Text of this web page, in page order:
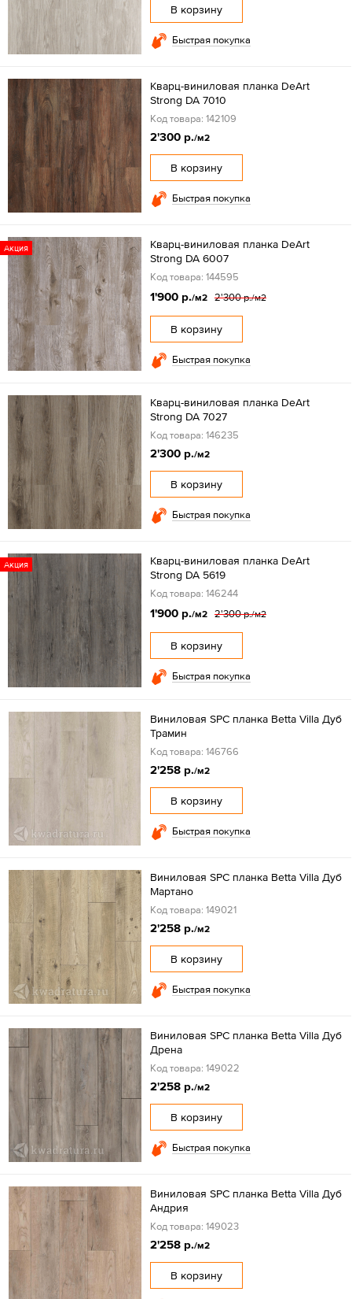
В корзину
Быстрая покупка
Кварц-виниловая планка DeArt
Strong DA 7010
Код товара: 142109
2'300 р./м2
В корзину
Быстрая покупка
Акция
Кварц-виниловая планка DeArt
Strong DA 6007
Код товара: 144595
1'900 р./м2 2'300 р./м2
В корзину
Быстрая покупка
Кварц-виниловая планка DeArt
Strong DA 7027
Код товара: 146235
2'300 р./м2
В корзину
Быстрая покупка
Акция
Кварц-виниловая планка DeArt
Strong DA 5619
Код товара: 146244
1'900 р./м2 2'300 р./м2
В корзину
Быстрая покупка
Виниловая SPC планка Betta Villa Дуб
Трамин
Код товара: 146766
2'258 р./м2
В корзину
Быстрая покупка
Виниловая SPC планка Betta Villa Дуб
Мартано
Код товара: 149021
2'258 р./м2
В корзину
Быстрая покупка
Виниловая SPC планка Betta Villa Дуб
Дрена
Код товара: 149022
2'258 р./м2
В корзину
Быстрая покупка
Виниловая SPC планка Betta Villa Дуб
Андрия
Код товара: 149023
2'258 р./м2
В корзину